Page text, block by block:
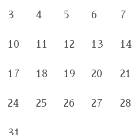
3 4 5 6 7
10 11 12 13 14
17 18 19 20 21
24 25 26 27 28
31